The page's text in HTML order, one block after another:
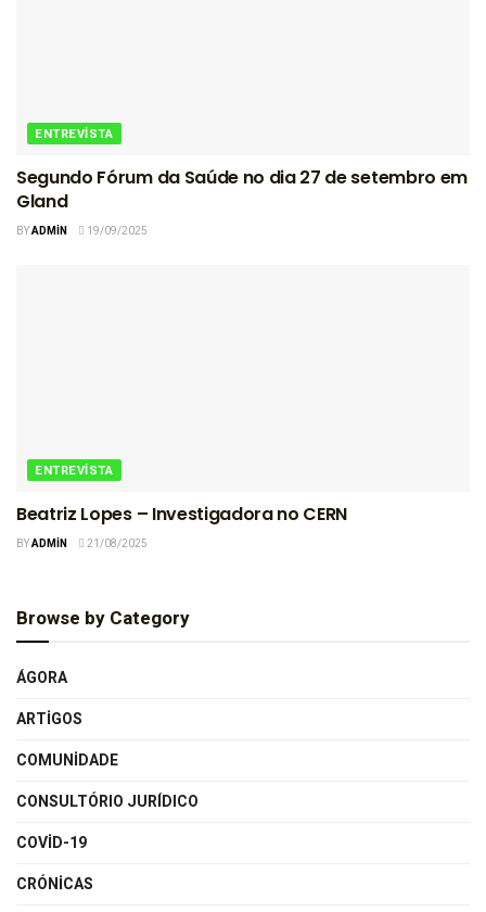
ENTREVISTA
Segundo Fórum da Saúde no dia 27 de setembro em
Gland
BYADMIN 19/09/2025
ENTREVISTA
Beatriz Lopes – Investigadora no CERN
BYADMIN 21/08/2025
Browse by Category
ÁGORA
ARTIGOS
COMUNIDADE
CONSULTÓRIO JURÍDICO
COVID-19
CRÓNICAS